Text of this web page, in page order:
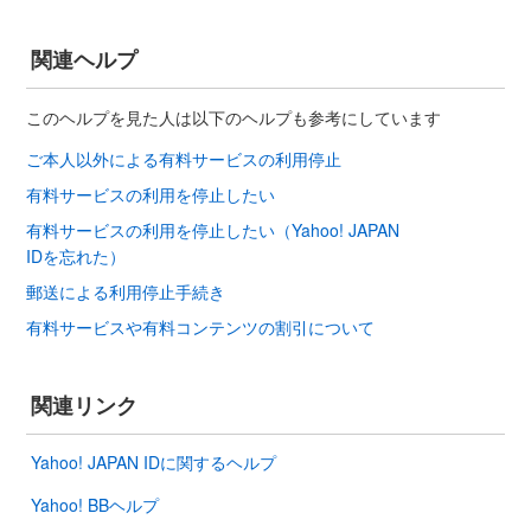
関連ヘルプ
このヘルプを見た人は以下のヘルプも参考にしています
ご本人以外による有料サービスの利用停止
有料サービスの利用を停止したい
有料サービスの利用を停止したい（Yahoo! JAPAN
IDを忘れた）
郵送による利用停止手続き
有料サービスや有料コンテンツの割引について
関連リンク
Yahoo! JAPAN IDに関するヘルプ
Yahoo! BBヘルプ